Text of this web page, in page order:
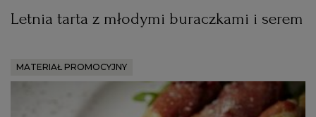
Letnia tarta z młodymi buraczkami i serem
MATERIAŁ PROMOCYJNY